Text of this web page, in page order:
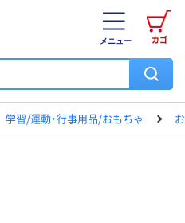
カゴ
メニュー
学習/運動・行事用品/おもちゃ